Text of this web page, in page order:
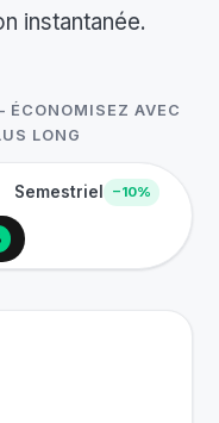
instantanée.
ÉCONOMISEZ AVEC
LONG
Semestriel −10%